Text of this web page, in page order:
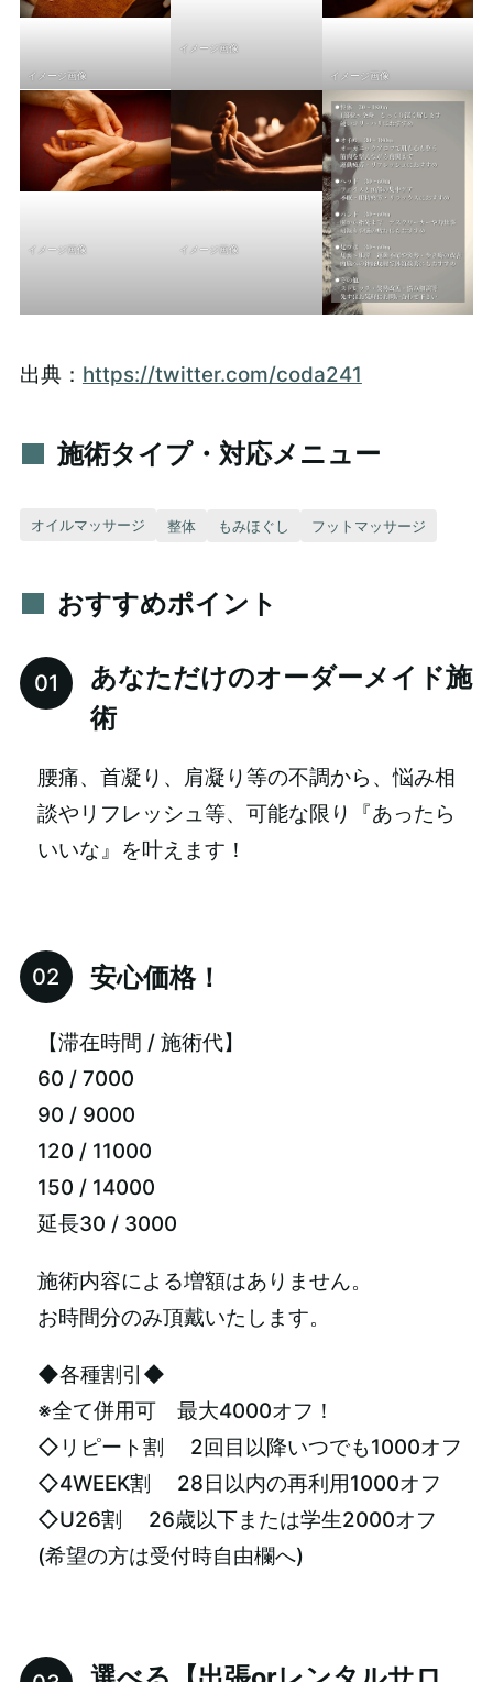
イメージ画像
イメージ画像
イメージ画像
イメージ画像 イメージ画像
出典： https://twitter.com/coda241
施術タイプ・対応メニュー
オイルマッサージ 整体 もみほぐし フットマッサージ
おすすめポイント
あなただけのオーダーメイド施
術
腰痛、首凝り、肩凝り等の不調から、悩み相
談やリフレッシュ等、可能な限り『あったら
いいな』を叶えます！
安心価格！
【滞在時間 / 施術代】
60 / 7000
90 / 9000
120 / 11000
150 / 14000
延長30 / 3000
施術内容による増額はありません。
お時間分のみ頂戴いたします。
◆各種割引◆
※全て併用可 最大4000オフ！
◇リピート割 2回目以降いつでも1000オフ
◇4WEEK割 28日以内の再利用1000オフ
◇U26割 26歳以下または学生2000オフ
(希望の方は受付時自由欄へ)